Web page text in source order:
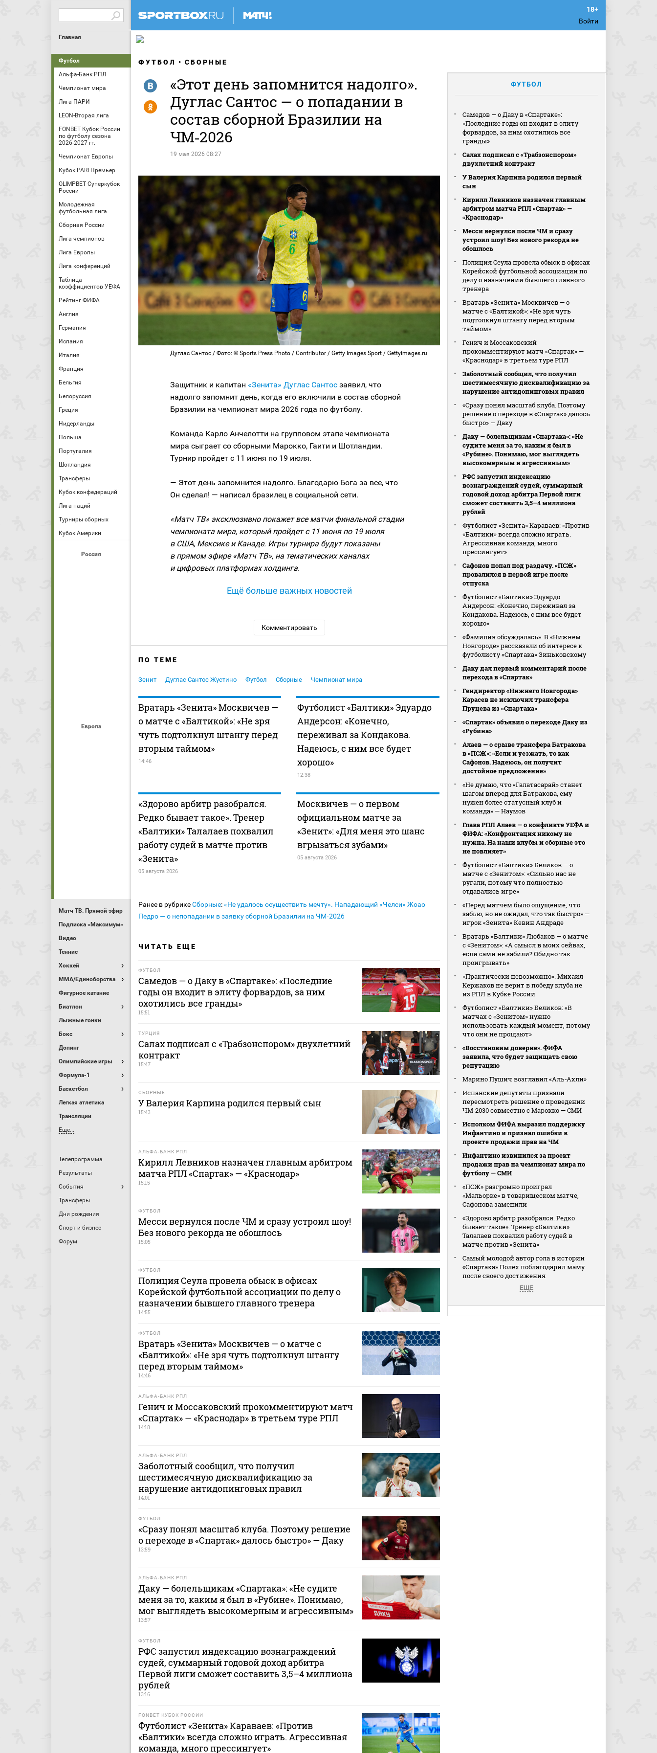
Войти
Главная
Футбол
Альфа-Банк РПЛ
Чемпионат мира
Лига ПАРИ
LEON-Вторая лига
FONBET Кубок России
по футболу сезона
2026-2027 гг.
Чемпионат Европы
Кубок PARI Премьер
OLIMPBET Суперкубок
России
Молодежная
футбольная лига
Сборная России
Лига чемпионов
Лига Европы
Лига конференций
Таблица
коэффициентов УЕФА
Рейтинг ФИФА
Англия
Германия
Испания
Италия
Франция
Бельгия
Белоруссия
Греция
Нидерланды
Польша
Португалия
Шотландия
Трансферы
Кубок конфедераций
Лига наций
Турниры сборных
Кубок Америки
Россия
Европа
Матч ТВ. Прямой эфир
Подписка «Максимум»
Видео
Теннис
Хоккей
MMA/Единоборства
Фигурное катание
Биатлон
Лыжные гонки
Бокс
Допинг
Олимпийские игры
Формула-1
Баскетбол
Легкая атлетика
Трансляции
Еще...
Телепрограмма
Результаты
События
Трансферы
Дни рождения
Спорт и бизнес
Форум
ФУТБОЛ СБОРНЫЕ
«Этот день запомнится надолго».
Дуглас Сантос — о попадании в
состав сборной Бразилии на
ЧМ‑2026
19 мая 2026 08:27
R
Y
Дуглас Сантос / Фото: © Sports Press Photo / Contributor / Getty Images Sport / Gettyimages.ru
Защитник и капитан «Зенита» Дуглас Сантос заявил, что
надолго запомнит день, когда его включили в состав сборной
Бразилии на чемпионат мира 2026 года по футболу.
Команда Карло Анчелотти на групповом этапе чемпионата
мира сыграет со сборными Марокко, Гаити и Шотландии.
Турнир пройдет с 11 июня по 19 июля.
— Этот день запомнится надолго. Благодарю Бога за все, что
Он сделал! — написал бразилец в социальной сети.
«Матч ТВ» эксклюзивно покажет все матчи финальной стадии
чемпионата мира, который пройдет c 11 июня по 19 июля
в США, Мексике и Канаде. Игры турнира будут показаны
в прямом эфире «Матч ТВ», на тематических каналах
и цифровых платформах холдинга.
Ещё больше важных новостей
Комментировать
ПО ТЕМЕ
Зенит Дуглас Сантос Жустино Футбол Сборные Чемпионат мира
Вратарь «Зенита» Москвичев —
о матче с «Балтикой»: «Не зря
чуть подтолкнул штангу перед
вторым таймом»
14:46
Футболист «Балтики» Эдуардо
Андерсон: «Конечно,
переживал за Кондакова.
Надеюсь, с ним все будет
хорошо»
12:38
«Здорово арбитр разобрался.
Редко бывает такое». Тренер
«Балтики» Талалаев похвалил
работу судей в матче против
«Зенита»
05 августа 2026
Москвичев — о первом
официальном матче за
«Зенит»: «Для меня это шанс
вгрызаться зубами»
05 августа 2026
Ранее в рубрикеСборные:«Не удалось осуществить мечту». Нападающий «Челси» Жоао
Педро — о непопадании в заявку сборной Бразилии на ЧМ‑2026
ЧИТАТЬ ЕЩЕ
ФУТБОЛ
Самедов — о Даку в «Спартаке»: «Последние
годы он входит в элиту форвардов, за ним
охотились все гранды»
15:51
ТУРЦИЯ
Салах подписал с «Трабзонспором» двухлетний
контракт
15:47
СБОРНЫЕ
У Валерия Карпина родился первый сын
15:43
АЛЬФА-БАНК РПЛ
Кирилл Левников назначен главным арбитром
матча РПЛ «Спартак» — «Краснодар»
15:15
ФУТБОЛ
Месси вернулся после ЧМ и сразу устроил шоу!
Без нового рекорда не обошлось
15:05
ФУТБОЛ
Полиция Сеула провела обыск в офисах
Корейской футбольной ассоциации по делу о
назначении бывшего главного тренера
14:55
ФУТБОЛ
Вратарь «Зенита» Москвичев — о матче с
«Балтикой»: «Не зря чуть подтолкнул штангу
перед вторым таймом»
14:46
АЛЬФА-БАНК РПЛ
Генич и Моссаковский прокомментируют матч
«Спартак» — «Краснодар» в третьем туре РПЛ
14:18
АЛЬФА-БАНК РПЛ
Заболотный сообщил, что получил
шестимесячную дисквалификацию за
нарушение антидопинговых правил
14:01
ФУТБОЛ
«Сразу понял масштаб клуба. Поэтому решение
о переходе в «Спартак» далось быстро» — Даку
13:59
АЛЬФА-БАНК РПЛ
Даку — болельщикам «Спартака»: «Не судите
меня за то, каким я был в «Рубине». Понимаю,
мог выглядеть высокомерным и агрессивным»
13:57
ФУТБОЛ
РФС запустил индексацию вознаграждений
судей, суммарный годовой доход арбитра
Первой лиги сможет составить 3,5–4 миллиона
рублей
13:16
FONBET КУБОК РОССИИ
Футболист «Зенита» Караваев: «Против
«Балтики» всегда сложно играть. Агрессивная
команда, много прессингует»
ФУТБОЛ
Самедов — о Даку в «Спартаке»:
«Последние годы он входит в элиту
форвардов, за ним охотились все
гранды»
Салах подписал с «Трабзонспором»
двухлетний контракт
У Валерия Карпина родился первый
сын
Кирилл Левников назначен главным
арбитром матча РПЛ «Спартак» —
«Краснодар»
Месси вернулся после ЧМ и сразу
устроил шоу! Без нового рекорда не
обошлось
Полиция Сеула провела обыск в офисах
Корейской футбольной ассоциации по
делу о назначении бывшего главного
тренера
Вратарь «Зенита» Москвичев — о
матче с «Балтикой»: «Не зря чуть
подтолкнул штангу перед вторым
таймом»
Генич и Моссаковский
прокомментируют матч «Спартак» —
«Краснодар» в третьем туре РПЛ
Заболотный сообщил, что получил
шестимесячную дисквалификацию за
нарушение антидопинговых правил
«Сразу понял масштаб клуба. Поэтому
решение о переходе в «Спартак» далось
быстро» — Даку
Даку — болельщикам «Спартака»: «Не
судите меня за то, каким я был в
«Рубине». Понимаю, мог выглядеть
высокомерным и агрессивным»
РФС запустил индексацию
вознаграждений судей, суммарный
годовой доход арбитра Первой лиги
сможет составить 3,5–4 миллиона
рублей
Футболист «Зенита» Караваев: «Против
«Балтики» всегда сложно играть.
Агрессивная команда, много
прессингует»
Сафонов попал под раздачу. «ПСЖ»
провалился в первой игре после
отпуска
Футболист «Балтики» Эдуардо
Андерсон: «Конечно, переживал за
Кондакова. Надеюсь, с ним все будет
хорошо»
«Фамилия обсуждалась». В «Нижнем
Новгороде» рассказали об интересе к
футболисту «Спартака» Зиньковскому
Даку дал первый комментарий после
перехода в «Спартак»
Гендиректор «Нижнего Новгорода»
Карасев не исключил трансфера
Пруцева из «Спартака»
«Спартак» объявил о переходе Даку из
«Рубина»
Алаев — о срыве трансфера Батракова
в «ПСЖ»: «Если и уезжать, то как
Сафонов. Надеюсь, он получит
достойное предложение»
«Не думаю, что «Галатасарай» станет
шагом вперед для Батракова, ему
нужен более статусный клуб и
команда» — Наумов
Глава РПЛ Алаев — о конфликте УЕФА и
ФИФА: «Конфронтация никому не
нужна. На наши клубы и сборные это
не повлияет»
Футболист «Балтики» Беликов — о
матче с «Зенитом»: «Сильно нас не
ругали, потому что полностью
отдавались игре»
«Перед матчем было ощущение, что
забью, но не ожидал, что так быстро» —
игрок «Зенита» Кевин Андраде
Вратарь «Балтики» Любаков — о матче
с «Зенитом»: «А смысл в моих сейвах,
если сами не забили? Обидно так
проигрывать»
«Практически невозможно». Михаил
Кержаков не верит в победу клуба не
из РПЛ в Кубке России
Футболист «Балтики» Беликов: «В
матчах с «Зенитом» нужно
использовать каждый момент, потому
что они не прощают»
«Восстановим доверие». ФИФА
заявила, что будет защищать свою
репутацию
Марино Пушич возглавил «Аль‑Ахли»
Испанские депутаты призвали
пересмотреть решение о проведении
ЧМ‑2030 совместно с Марокко — СМИ
Исполком ФИФА выразил поддержку
Инфантино и признал ошибки в
проекте продажи прав на ЧМ
Инфантино извинился за проект
продажи прав на чемпионат мира по
футболу — СМИ
«ПСЖ» разгромно проиграл
«Мальорке» в товарищеском матче,
Сафонова заменили
«Здорово арбитр разобрался. Редко
бывает такое». Тренер «Балтики»
Талалаев похвалил работу судей в
матче против «Зенита»
Самый молодой автор гола в истории
«Спартака» Полех поблагодарил маму
после своего достижения
ЕЩЕ